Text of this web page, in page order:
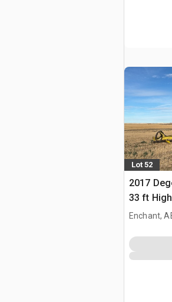
Lot 52
2017
33 ft
Enchant,